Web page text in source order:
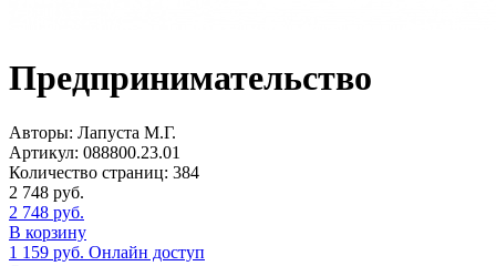
Предпринимательство
Авторы: Лапуста М.Г.
Артикул: 088800.23.01
Количество страниц: 384
2 748 руб.
2 748 руб.
В корзину
1 159 руб. Онлайн доступ